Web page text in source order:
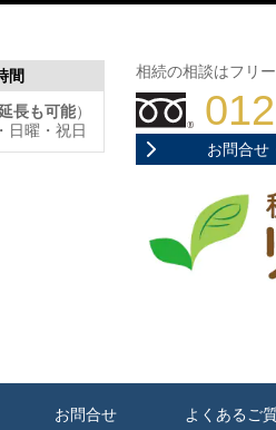
間
長も可能）
日曜・祝日
相続の相談はフリ
お問合せ
お問合せ よくあるご